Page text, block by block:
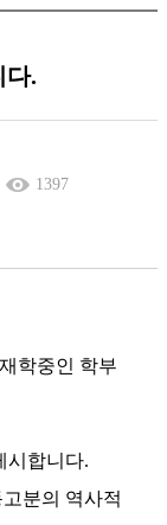
다.
1397
학중인 학부
시합니다.
분의 역사적